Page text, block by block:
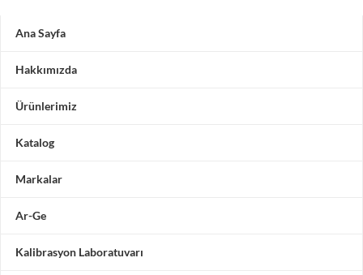
Ana Sayfa
Hakkımızda
Ürünlerimiz
Katalog
Markalar
Ar-Ge
Kalibrasyon Laboratuvarı